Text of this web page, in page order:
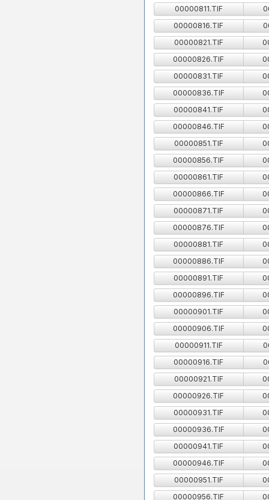
00000811.TIF
00000816.TIF
00000821.TIF
00000826.TIF
00000831.TIF
00000836.TIF
00000841.TIF
00000846.TIF
00000851.TIF
00000856.TIF
00000861.TIF
00000866.TIF
00000871.TIF
00000876.TIF
00000881.TIF
00000886.TIF
00000891.TIF
00000896.TIF
00000901.TIF
00000906.TIF
00000911.TIF
00000916.TIF
00000921.TIF
00000926.TIF
00000931.TIF
00000936.TIF
00000941.TIF
00000946.TIF
00000951.TIF
00000956.TIF